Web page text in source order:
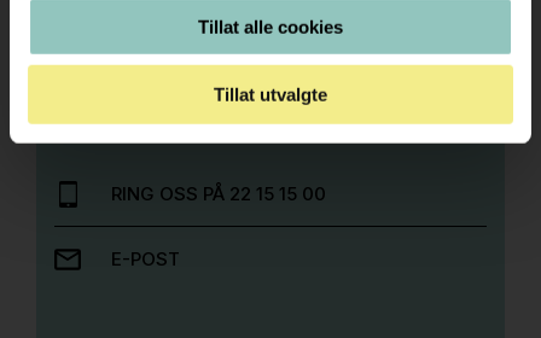
Tillat alle cookies
Tillat utvalgte
RING OSS PÅ 22 15 15 00
E-POST